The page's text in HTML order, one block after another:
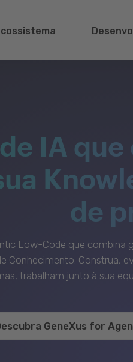
IA
de
Low-Code que
Conhecimento. Construa,
trabalham junto à sua
GeneXus for